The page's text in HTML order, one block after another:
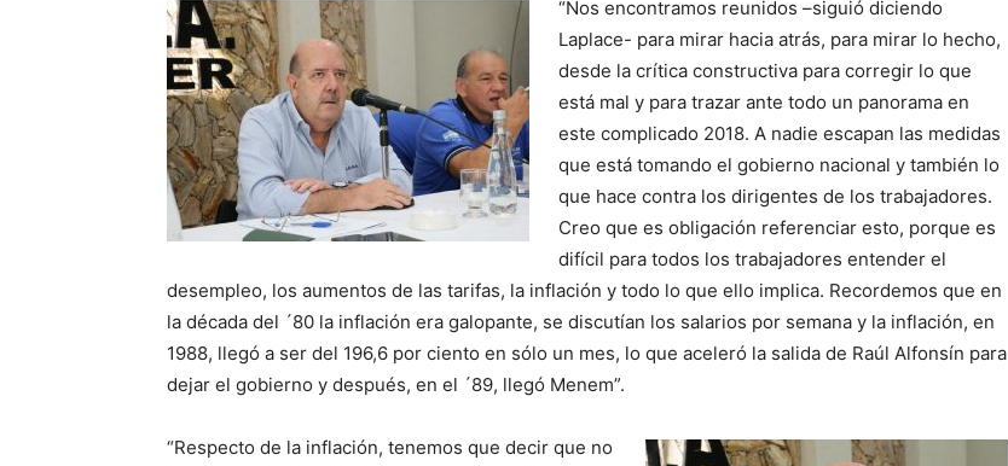
“Nos encontramos reunidos –siguió diciendo
Laplace- para mirar hacia atrás, para mirar lo hecho,
desde la crítica constructiva para corregir lo que
está mal y para trazar ante todo un panorama en
este complicado 2018. A nadie escapan las medidas
que está tomando el gobierno nacional y también lo
que hace contra los dirigentes de los trabajadores.
Creo que es obligación referenciar esto, porque es
difícil para todos los trabajadores entender el
desempleo, los aumentos de las tarifas, la inflación y todo lo que ello implica. Recordemos que en
la década del ´80 la inflación era galopante, se discutían los salarios por semana y la inflación, en
1988, llegó a ser del 196,6 por ciento en sólo un mes, lo que aceleró la salida de Raúl Alfonsín para
dejar el gobierno y después, en el ´89, llegó Menem”.
“Respecto de la inflación, tenemos que decir que no